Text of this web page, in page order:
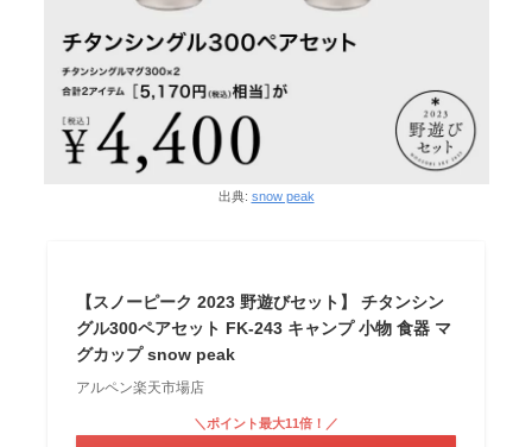
出典: snow peak
【スノーピーク 2023 野遊びセット】 チタンシン
グル300ペアセット FK-243 キャンプ 小物 食器 マ
グカップ snow peak
アルペン楽天市場店
＼ポイント最大11倍！／